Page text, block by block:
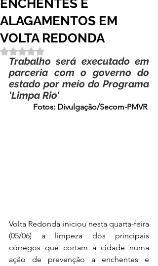
ENCHENTES E
ALAGAMENTOS EM
VOLTA REDONDA
Avaliado com NaN de 5 estrelas.
Trabalho será executado em
parceria com o governo do
estado por meio do Programa
'Limpa Rio'
Fotos: Divulgação/Secom-PMVR
Volta Redonda iniciou nesta quarta-feira
(05/06) a limpeza dos principais
córregos que cortam a cidade numa
ação de prevenção a enchentes e